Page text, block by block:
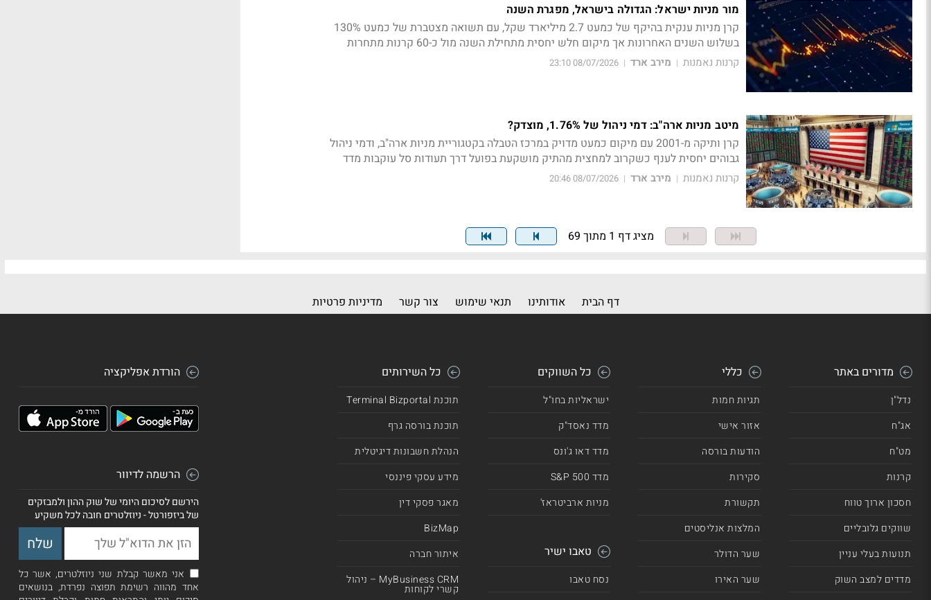
מור מניות ישראל: הגדולה בישראל, מפגרת השנה
קרן מניות ענקית בהיקף של כמעט 2.7 מיליארד שקל, עם תשואה מצטברת של כמעט 130%
בשלוש השנים האחרונות אך מיקום חלש יחסית מתחילת השנה מול כ-60 קרנות מתחרות
קרנות נאמנות | מירב ארד |
08/07/2026 23:10
מיטב מניות ארה"ב: דמי ניהול של 1.76%, מוצדק?
קרן ותיקה מ-2001 עם מיקום כמעט מדויק במרכז הטבלה בקטגוריית מניות ארה"ב, ודמי ניהול
גבוהים יחסית לענף כשקרוב למחצית מהתיק מושקעת בפועל דרך תעודות סל עוקבות מדד
קרנות נאמנות | מירב ארד |
08/07/2026 20:46
מציג דף 1 מתוך 69
דף הבית אודותינו תנאי שימוש צור קשר מדיניות פרטיות
מדורים באתר
נדל"ן
אג"ח
מט"ח
קרנות
חסכון ארוך טווח
שווקים גלובליים
תנועות בעלי עניין
מדדים למצב השוק
כללי
תגיות חמות
אזור אישי
הודעות בורסה
סקירות
תקשורת
המלצות אנליסטים
שער הדולר
שער האירו
כל השווקים
ישראליות בחו"ל
מדד נאסד"ק
מדד דאו ג'ונס
מדד 500 S&P
מניות ארביטראז'
טאבו ישיר
נסח טאבו
כל השירותים
תוכנת Terminal Bizportal
תוכנת בורסה גרף
הנהלת חשבונות דיגיטלית
מידע עסקי פיננסי
מאגר פסקי דין
BizMap
איתור חברה
MyBusiness CRM – ניהול
קשרי לקוחות
הורדת אפליקציה
הרשמה לדיוור
הירשם לסיכום היומי של שוק ההון ולמבזקים
של ביזפורטל - ניוזלטרים חובה לכל משקיע
אני מאשר קבלת שני ניוזלטרים, אשר כל
אחד מהווה רשימת תפוצה נפרדת, בנושאים